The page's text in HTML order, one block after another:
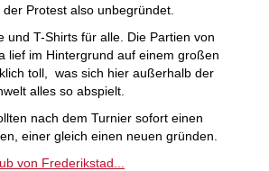
Protest also unbegründet.
und T-Shirts für alle. Die Partien von
lief im Hintergrund auf einem großen
toll, was sich hier außerhalb der
alles so abspielt.
nach dem Turnier sofort einen
einer gleich einen neuen gründen.
von Frederikstad...